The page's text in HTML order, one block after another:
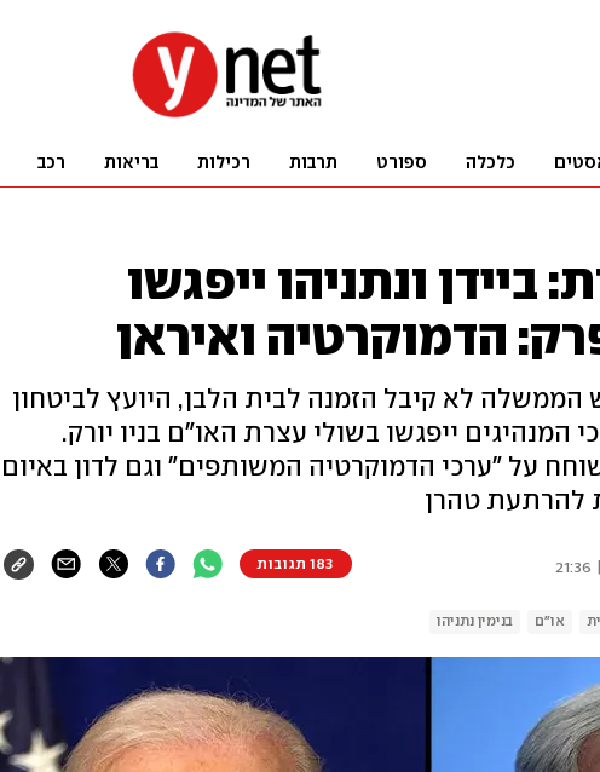
כלכלה ספורט תרבות רכילות בריאות רכב
ונתניהו ייפגשו
הדמוקרטיה ואיראן
לא קיבל הזמנה לבית הלבן, היועץ לביטחון
המנהיגים ייפגשו בשולי עצרת האו"ם בניו יורק.
על "ערכי הדמוקרטיה המשותפים" וגם לדון באיום
להרתעת טהרן
183 תגובות
או"ם בנימין נתניהו